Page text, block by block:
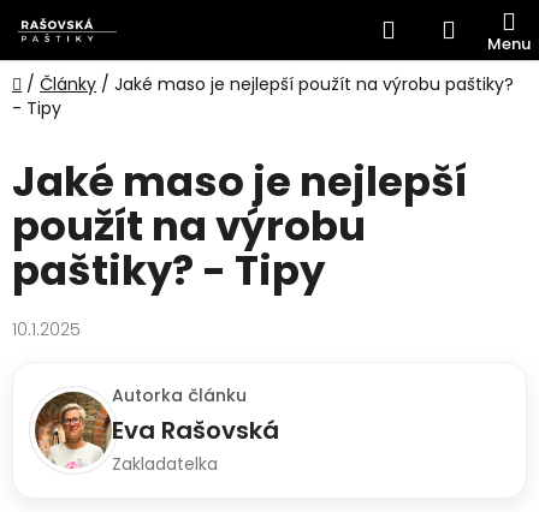
Přejít
na
obsah
Hledat
KOŠÍK
Domů
/ Články / Jaké maso je nejlepší použít na výrobu paštiky?
- Tipy
Jaké maso je nejlepší
použít na výrobu
paštiky? - Tipy
10.1.2025
Autorka článku
Eva Rašovská
Zakladatelka